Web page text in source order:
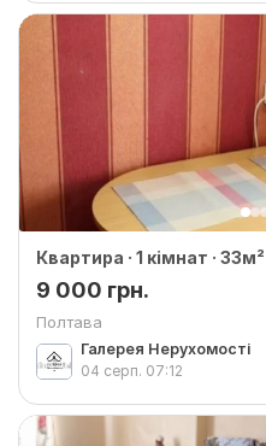
Квартира · 1 кімнат · 33м²
9 000 грн.
Полтава
Галерея Нерухомості
04 серп. 07:12